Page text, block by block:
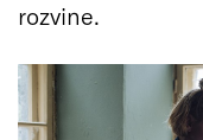
rozvine.